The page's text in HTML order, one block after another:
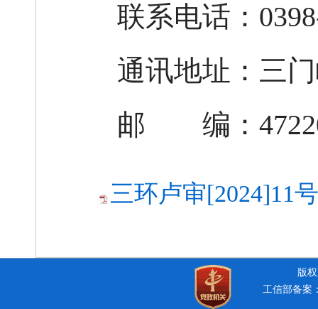
联系电话：
通讯地址：三
邮 编： 47
三环卢审[2024]11
版
工信部备案